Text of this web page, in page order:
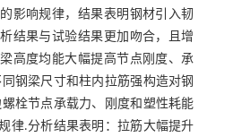
影响规律，结果表明钢材引入韧
结果与试验结果更加吻合，且增
高度均能大幅提高节点刚度、承
钢梁尺寸和柱内拉筋强构造对钢
栓节点承载力、刚度和塑性耗能
律.分析结果表明：拉筋大幅提升